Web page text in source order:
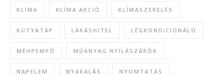
KLÍMA KLÍMA AKCIÓ KLÍMASZERELÉS
KUTYATÁP LAKÁSHITEL LÉGKONDICIONÁLÓ
MÉHPEMPŐ MŰANYAG NYÍLÁSZÁRÓK
NAPELEM NYARALÁS NYOMTATÁS